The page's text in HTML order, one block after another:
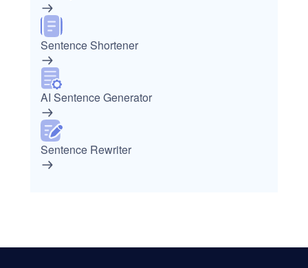
Sentence Shortener
AI Sentence Generator
Sentence Rewriter